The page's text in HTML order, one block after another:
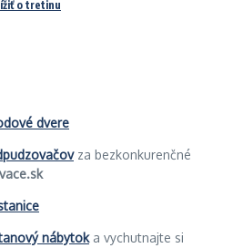
o tretinu
dvere
za bezkonkurenčné
nábytoka vychutnajte si